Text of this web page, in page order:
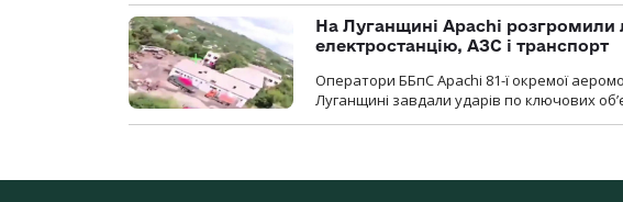
На Луганщині Apachi розгромили
електростанцію, АЗС і транспорт
Оператори ББпС Apachi 81-ї окремої
Луганщині завдали ударів по ключових